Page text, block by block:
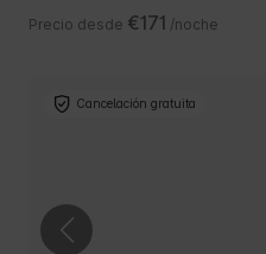
Precio desde €171 /noche
Cancelación gratuita